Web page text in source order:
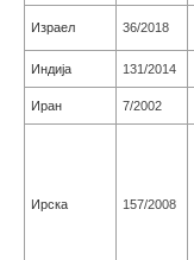
Израел 36/2018
Индија 131/2014
Иран 7/2002
Ирска 157/2008